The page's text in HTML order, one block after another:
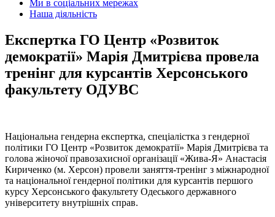
Ми в соціальних мережах
Наша діяльність
Експертка ГО Центр «Розвиток
демократії» Марія Дмитрієва провела
тренінг для курсантів Херсонського
факультету ОДУВС
Національна гендерна експертка, спеціалістка з гендерної
політики ГО Центр «Розвиток демократії» Марія Дмитрієва та
голова жіночої правозахисної організації «Жива-Я» Анастасія
Кириченко (м. Херсон) провели заняття-тренінг з міжнародної
та національної гендерної політики для курсантів першого
курсу Херсонського факультету Одеського державного
університету внутрішніх справ.